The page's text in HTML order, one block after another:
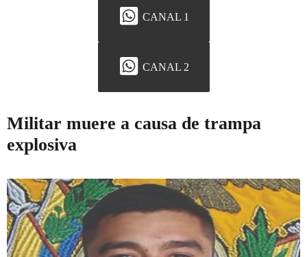
CANAL 1
CANAL 2
Militar muere a causa de trampa
explosiva